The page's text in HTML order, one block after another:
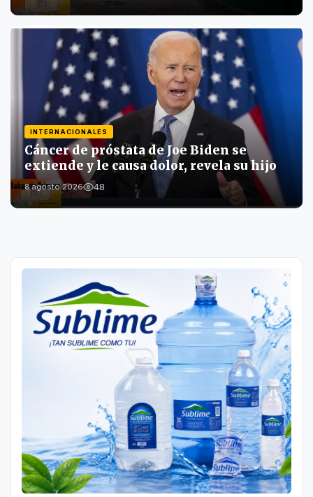
INTERNACIONALES
Cáncer de próstata de Joe Biden se
extiende y le causa dolor, revela su hijo
8 agosto 2026 48